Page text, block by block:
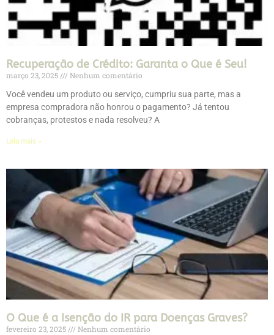
Recuperação de Crédito: Garanta o Que é Seu!
março 23, 2025
Nenhum comentário
Você vendeu um produto ou serviço, cumpriu sua parte, mas a
empresa compradora não honrou o pagamento? Já tentou
cobranças, protestos e nada resolveu? A
Leia mais »
O Que é a Isenção do IR para Doenças Graves?
fevereiro 23, 2025
Nenhum comentário